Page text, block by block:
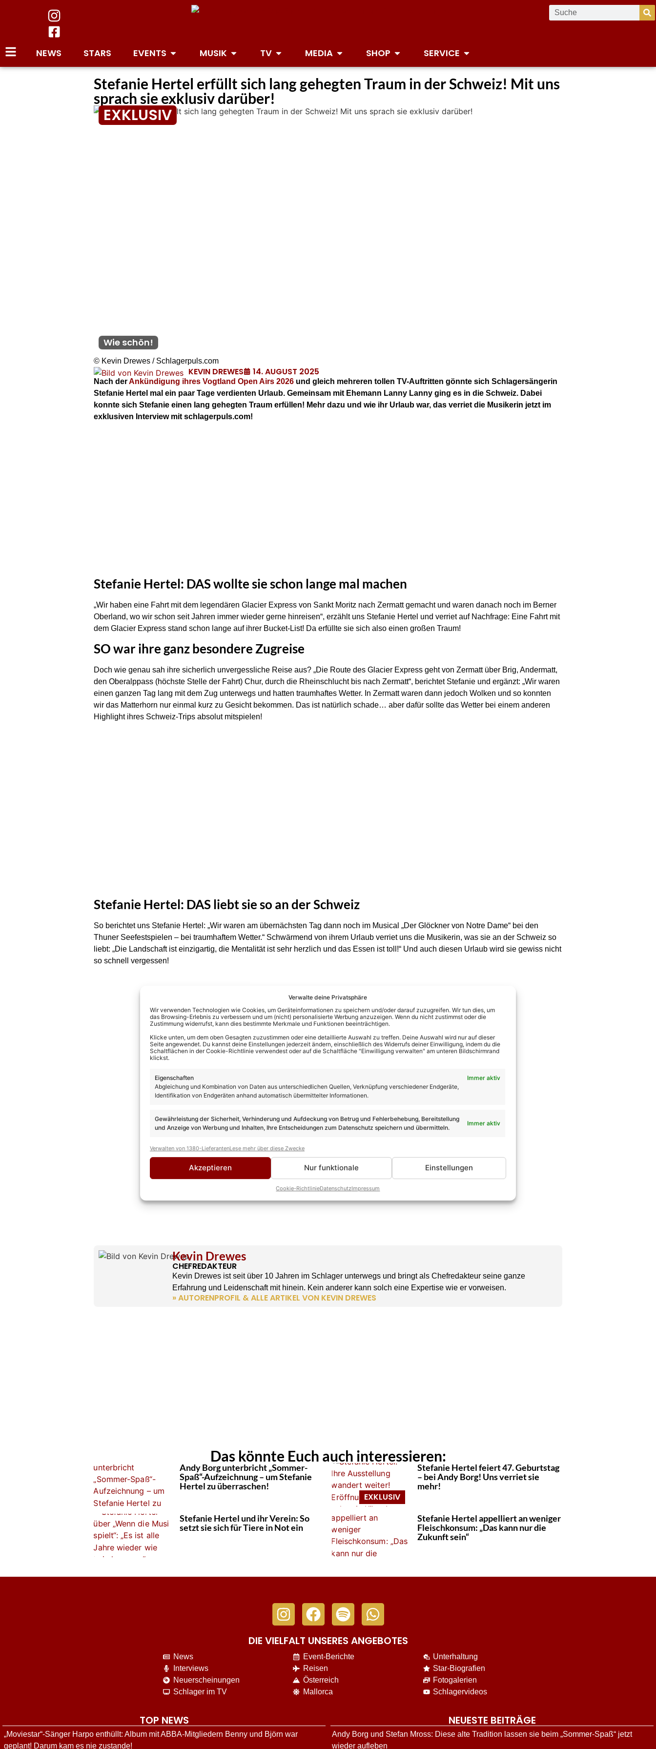
Verwalte deine Privatsphäre
Wir verwenden Technologien wie Cookies, um Geräteinformationen zu speichern und/oder darauf zuzugreifen. Wir tun dies, um
das Browsing-Erlebnis zu verbessern und um (nicht) personalisierte Werbung anzuzeigen. Wenn du nicht zustimmst oder die
Zustimmung widerrufst, kann dies bestimmte Merkmale und Funktionen beeinträchtigen.
Klicke unten, um dem oben Gesagten zuzustimmen oder eine detaillierte Auswahl zu treffen. Deine Auswahl wird nur auf dieser
Seite angewendet. Du kannst deine Einstellungen jederzeit ändern, einschließlich des Widerrufs deiner Einwilligung, indem du die
Schaltflächen in der Cookie-Richtlinie verwendest oder auf die Schaltfläche "Einwilligung verwalten" am unteren Bildschirmrand
klickst.
Eigenschaften
Immer aktiv
Abgleichung und Kombination von Daten aus unterschiedlichen Quellen, Verknüpfung verschiedener Endgeräte,
Identifikation von Endgeräten anhand automatisch übermittelter Informationen.
Gewährleistung der Sicherheit, Verhinderung und Aufdeckung von Betrug und Fehlerbehebung, Bereitstellung
und Anzeige von Werbung und Inhalten, Ihre Entscheidungen zum Datenschutz speichern und übermitteln.
Immer aktiv
Verwalten von 1380-LieferantenLese mehr über diese Zwecke
Akzeptieren Nur funktionale Einstellungen
Cookie-RichtlinieDatenschutzImpressum
NEWS STARS EVENTS MUSIK TV MEDIA SHOP SERVICE
Stefanie Hertel erfüllt sich lang gehegten Traum in der Schweiz! Mit uns
sprach sie exklusiv darüber!
EXKLUSIV
Wie schön!
© Kevin Drewes / Schlagerpuls.com
KEVIN DREWES 14. AUGUST 2025
Nach derAnkündigung ihres Vogtland Open Airs 2026 und gleich mehreren tollen TV-Auftritten gönnte sich Schlagersängerin
Stefanie Hertel mal ein paar Tage verdienten Urlaub. Gemeinsam mit Ehemann Lanny Lanny ging es in die Schweiz. Dabei
konnte sich Stefanie einen lang gehegten Traum erfüllen! Mehr dazu und wie ihr Urlaub war, das verriet die Musikerin jetzt im
exklusiven Interview mit schlagerpuls.com!
Stefanie Hertel: DAS wollte sie schon lange mal machen
„Wir haben eine Fahrt mit dem legendären Glacier Express von Sankt Moritz nach Zermatt gemacht und waren danach noch im Berner
Oberland, wo wir schon seit Jahren immer wieder gerne hinreisen“, erzählt uns Stefanie Hertel und verriet auf Nachfrage: Eine Fahrt mit
dem Glacier Express stand schon lange auf ihrer Bucket-List! Da erfüllte sie sich also einen großen Traum!
SO war ihre ganz besondere Zugreise
Doch wie genau sah ihre sicherlich unvergessliche Reise aus? „Die Route des Glacier Express geht von Zermatt über Brig, Andermatt,
den Oberalppass (höchste Stelle der Fahrt) Chur, durch die Rheinschlucht bis nach Zermatt“, berichtet Stefanie und ergänzt: „Wir waren
einen ganzen Tag lang mit dem Zug unterwegs und hatten traumhaftes Wetter. In Zermatt waren dann jedoch Wolken und so konnten
wir das Matterhorn nur einmal kurz zu Gesicht bekommen. Das ist natürlich schade… aber dafür sollte das Wetter bei einem anderen
Highlight ihres Schweiz-Trips absolut mitspielen!
Stefanie Hertel: DAS liebt sie so an der Schweiz
So berichtet uns Stefanie Hertel: „Wir waren am übernächsten Tag dann noch im Musical „Der Glöckner von Notre Dame“ bei den
Thuner Seefestspielen – bei traumhaftem Wetter.“ Schwärmend von ihrem Urlaub verriet uns die Musikerin, was sie an der Schweiz so
liebt: „Die Landschaft ist einzigartig, die Mentalität ist sehr herzlich und das Essen ist toll!“ Und auch diesen Urlaub wird sie gewiss nicht
so schnell vergessen!
Kevin Drewes
CHEFREDAKTEUR
Kevin Drewes ist seit über 10 Jahren im Schlager unterwegs und bringt als Chefredakteur seine ganze
Erfahrung und Leidenschaft mit hinein. Kein anderer kann solch eine Expertise wie er vorweisen.
» AUTORENPROFIL & ALLE ARTIKEL VON KEVIN DREWES
Das könnte Euch auch interessieren:
Andy Borg unterbricht „Sommer-
Spaß“-Aufzeichnung – um Stefanie
Hertel zu überraschen!
Stefanie Hertel feiert 47. Geburtstag
– bei Andy Borg! Uns verriet sie
mehr!
Stefanie Hertel und ihr Verein: So
setzt sie sich für Tiere in Not ein
Stefanie Hertel appelliert an weniger
Fleischkonsum: „Das kann nur die
Zukunft sein“
DIE VIELFALT UNSERES ANGEBOTES
News
Interviews
Neuerscheinungen
Schlager im TV
Event-Berichte
Reisen
Österreich
Mallorca
Unterhaltung
Star-Biografien
Fotogalerien
Schlagervideos
TOP NEWS
„Moviestar“-Sänger Harpo enthüllt: Album mit ABBA-Mitgliedern Benny und Björn war
geplant! Darum kam es nie zustande!
NEUESTE BEITRÄGE
Andy Borg und Stefan Mross: Diese alte Tradition lassen sie beim „Sommer-Spaß“ jetzt
wieder aufleben